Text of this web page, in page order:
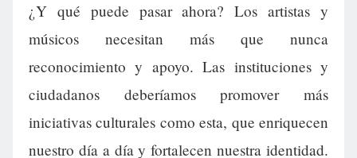
¿Y qué puede pasar ahora? Los artistas y
músicos necesitan más que nunca
reconocimiento y apoyo. Las instituciones y
ciudadanos deberíamos promover más
iniciativas culturales como esta, que enriquecen
nuestro día a día y fortalecen nuestra identidad.